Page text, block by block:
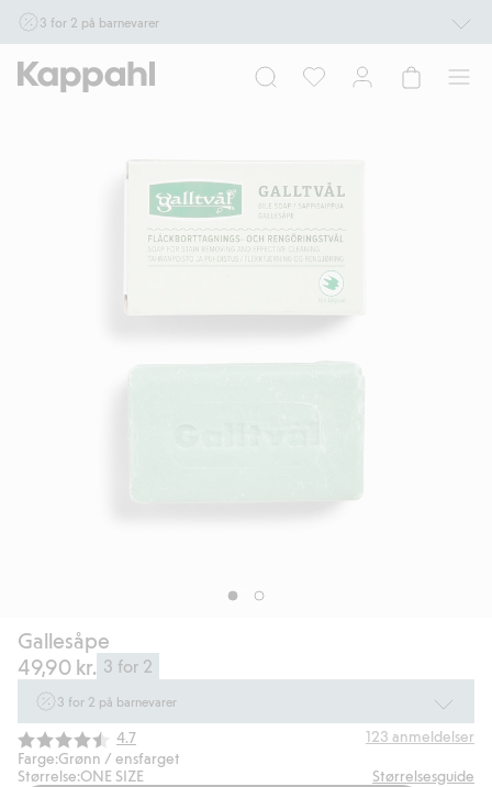
3 for 2 på barnevarer
17/8 i butikk & online for deg som er eller blir medlem. Kan ikke kombineres med
andre tilbud eller rabatter.
Gallesåpe
49,90 kr. 3 for 2
3 for 2 på barnevarer
Ikke Newbie. Gjelder når du handler 2 eller flere varer som inngår i tilbudet
tom. 17/8 i butikk & online for deg som er eller blir medlem. Kan ikke
kombineres med andre tilbud eller rabatter.
Gjennomsnittskarakter:
4.7 123 anmeldelser
Farge:Grønn / ensfarget
Størrelse:ONE SIZE Størrelsesguide